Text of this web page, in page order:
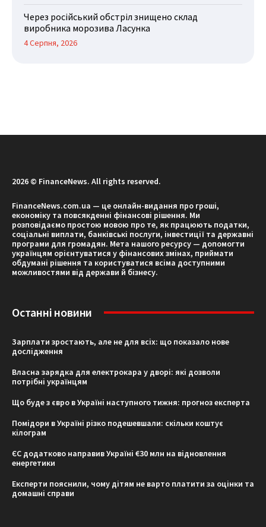
Через російський обстріл знищено склад
виробника морозива Ласунка
4 Серпня, 2026
2026 © FinanceNews. All rights reserved.
FinanceNews.com.ua — це онлайн-видання про гроші,
економіку та повсякденні фінансові рішення. Ми
розповідаємо простою мовою про те, як працюють податки,
соціальні виплати, банківські послуги, інвестиції та державні
програми для громадян. Мета нашого ресурсу — допомогти
українцям орієнтуватися у фінансових змінах, приймати
обдумані рішення та користуватися всіма доступними
можливостями від держави й бізнесу.
Останні новини
Зарплати зростають, але не для всіх: що показало нове
дослідження
Власна зарядка для електрокара у дворі: які дозволи
потрібні українцям
Що буде з євро в Україні наступного тижня: прогноз експерта
Помідори в Україні різко подешевшали: скільки коштує
кілограм
ЄС додатково направив Україні €30 млн на відновлення
енергетики
Експерти пояснили, чому дітям не варто платити за оцінки та
домашні справи